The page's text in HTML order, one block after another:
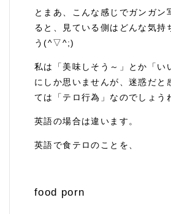
とまあ、こんな感じでガンガン
ると、見ている側はどんな気持
う(^▽^;)
私は「美味しそう～」とか「い
にしか思いませんが、迷惑だと
ては「テロ行為」なのでしょう
英語の場合は違います。
英語で食テロのことを、
food porn